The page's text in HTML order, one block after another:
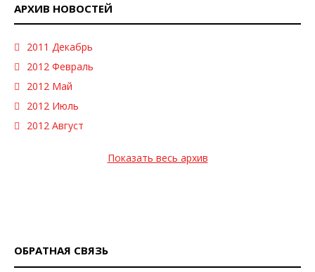
АРХИВ НОВОСТЕЙ
2011 Декабрь
2012 Февраль
2012 Май
2012 Июль
2012 Август
Показать весь архив
ОБРАТНАЯ СВЯЗЬ